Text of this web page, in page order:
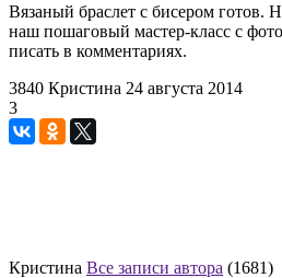
Вязаный браслет с бисером готов.
наш пошаговый мастер-класс с
писать в комментариях.
3840 Кристина 24 августа 2014
3
Кристина Все записи автора (1681)